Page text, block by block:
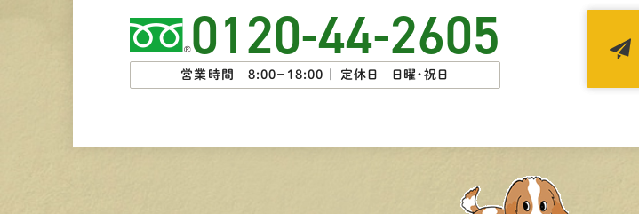
0120-44-2605
営業時間 8:00−18:00 ｜ 定休日 日曜・祝日